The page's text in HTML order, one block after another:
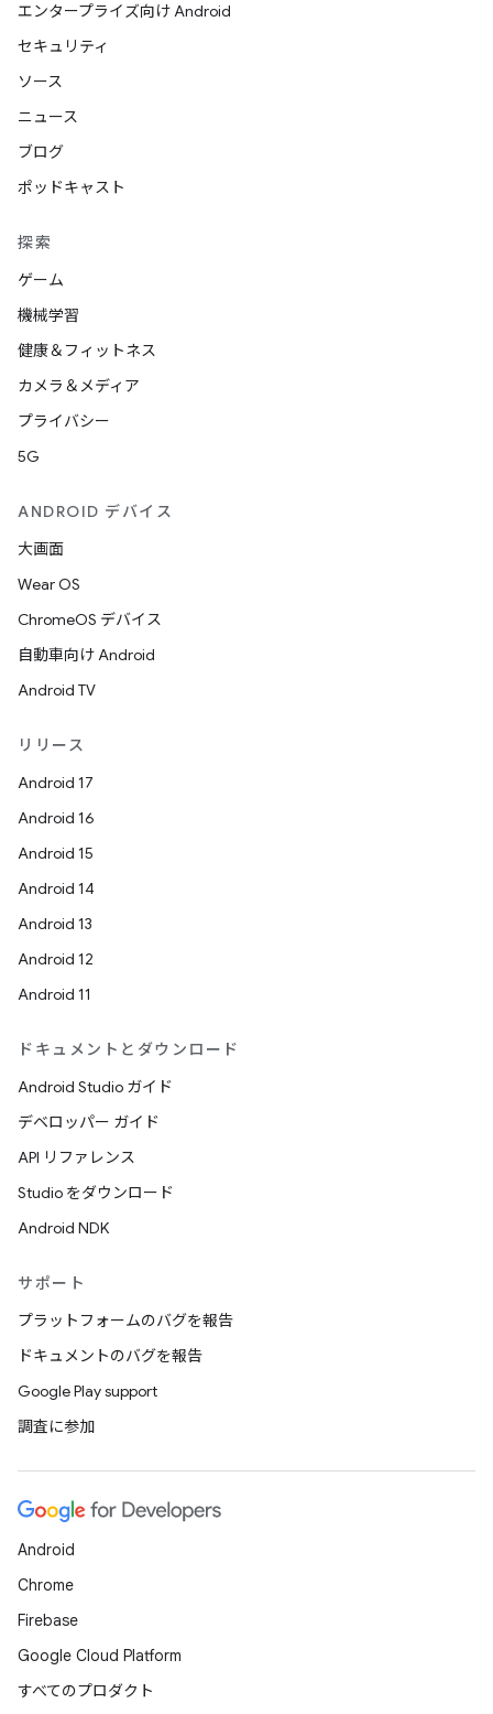
エンタープライズ向け Android
セキュリティ
ソース
ニュース
ブログ
ポッドキャスト
探索
ゲーム
機械学習
健康＆フィットネス
カメラ＆メディア
プライバシー
5G
ANDROID デバイス
大画面
Wear OS
ChromeOS デバイス
自動車向け Android
Android TV
リリース
Android 17
Android 16
Android 15
Android 14
Android 13
Android 12
Android 11
ドキュメントとダウンロード
Android Studio ガイド
デベロッパー ガイド
API リファレンス
Studio をダウンロード
Android NDK
サポート
プラットフォームのバグを報告
ドキュメントのバグを報告
Google Play support
調査に参加
Android
Chrome
Firebase
Google Cloud Platform
すべてのプロダクト